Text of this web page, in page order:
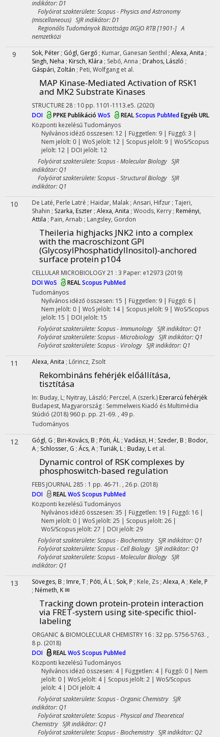
indikátor: D1
Folyóirat szakterülete: Scopus - Physics and Astronomy
(miscellaneous) SJR indikátor: D1
Regionális Tudományok Bizottsága IXGJO RTB [1901-] A
nemzetközi
9 Sok, Péter ; Gógl, Gergő ; Kumar, Ganesan Senthil ; Alexa, Anita ;
Singh, Neha ; Kirsch, Klára ; Sebő, Anna ; Drahos, László ;
Gáspári, Zoltán ; Peti, Wolfgang et al.
MAP Kinase-Mediated Activation of RSK1
and MK2 Substrate Kinases
STRUCTURE28 : 10 pp. 1101-1113.e5. (2020)
DOI
PPKE Publikáció WoS REALScopus PubMedEgyéb URL
Központi kezelésűTudományos
Nyilvános idéző összesen: 12| Független: 9 | Függő: 3 |
Nem jelölt: 0 | WoS jelölt: 12 | Scopus jelölt: 9 | WoS/Scopus
jelölt: 12 | DOI jelölt: 12
Folyóirat szakterülete: Scopus - Molecular Biology SJR
indikátor: Q1
Folyóirat szakterülete: Scopus - Structural Biology SJR
indikátor: Q1
10 De Laté, Perle Latré ; Haidar, Malak ; Ansari, Hifzur ; Tajeri,
Shahin ; Szarka, Eszter ; Alexa, Anita ; Woods, Kerry ; Reményi,
Attila ; Pain, Arnab ; Langsley, Gordon
Theileria highjacks JNK2 into a complex
with the macroschizont GPI
(GlycosylPhosphatidylInositol)-anchored
surface protein p104
CELLULAR MICROBIOLOGY21 : 3 Paper: e12973 (2019)
DOIWoS REALScopus PubMed
Tudományos
Nyilvános idéző összesen: 15 | Független: 9 | Függő: 6 |
Nem jelölt: 0 | WoS jelölt: 14 | Scopus jelölt: 9 | WoS/Scopus
jelölt: 15 | DOI jelölt: 15
Folyóirat szakterülete: Scopus - Immunology SJR indikátor: Q1
Folyóirat szakterülete: Scopus - Microbiology SJR indikátor: Q1
Folyóirat szakterülete: Scopus - Virology SJR indikátor: Q1
11 Alexa, Anita ; Lőrincz, Zsolt
Rekombináns fehérjék előállítása,
tisztítása
In: Buday, L; Nyitray, László; Perczel, A (szerk.) Ezerarcú fehérjék
Budapest, Magyarország : Semmelweis Kiadó és Multimédia
Stúdió (2018) 960 p. pp. 21-69. , 49 p.
Tudományos
12 Gógl, G ; Biri-Kovács, B ; Póti, ÁL ; Vadászi, H ; Szeder, B ; Bodor,
A ; Schlosser, G ; Ács, A ; Turiák, L ; Buday, L et al.
Dynamic control of RSK complexes by
phosphoswitch-based regulation
FEBS JOURNAL285 : 1 pp. 46-71. , 26 p. (2018)
DOI
REALWoS Scopus PubMed
Központi kezelésűTudományos
Nyilvános idéző összesen: 35 | Független: 19 | Függő: 16 |
Nem jelölt: 0 | WoS jelölt: 25 | Scopus jelölt: 26 |
WoS/Scopus jelölt: 27 | DOI jelölt: 29
Folyóirat szakterülete: Scopus - Biochemistry SJR indikátor: Q1
Folyóirat szakterülete: Scopus - Cell Biology SJR indikátor: Q1
Folyóirat szakterülete: Scopus - Molecular Biology SJR
indikátor: Q1
13 Söveges, B ; Imre, T ; Póti, Á L ; Sok, P ; Kele, Zs ; Alexa, A ; Kele, P
; Németh, K ✉
Tracking down protein-protein interaction
via FRET-system using site-specific thiol-
labeling
ORGANIC & BIOMOLECULAR CHEMISTRY 16 : 32 pp. 5756-5763. ,
8 p. (2018)
DOI
REALWoS Scopus PubMed
Központi kezelésűTudományos
Nyilvános idéző összesen: 4| Független: 4 | Függő: 0 | Nem
jelölt: 0 | WoS jelölt: 4 | Scopus jelölt: 2 | WoS/Scopus
jelölt: 4 | DOI jelölt: 4
Folyóirat szakterülete: Scopus - Organic Chemistry SJR
indikátor: Q1
Folyóirat szakterülete: Scopus - Physical and Theoretical
Chemistry SJR indikátor: Q1
Folyóirat szakterülete: Scopus - Biochemistry SJR indikátor: Q2